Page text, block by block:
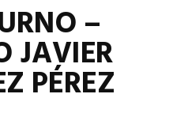
–
JAVIER
PÉREZ